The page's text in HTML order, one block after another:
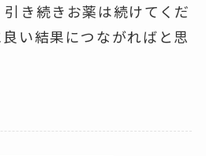
き続きお薬は続けてくだ
い結果につながればと思